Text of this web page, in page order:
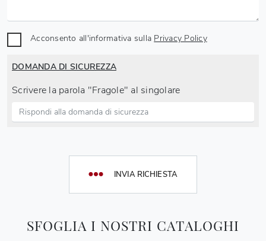
SFOGLIA I NOSTRI CATALOGHI
Acconsento all'informativa sulla Privacy Policy
DOMANDA DI SICUREZZA
Scrivere la parola "Fragole" al singolare
INVIA RICHIESTA